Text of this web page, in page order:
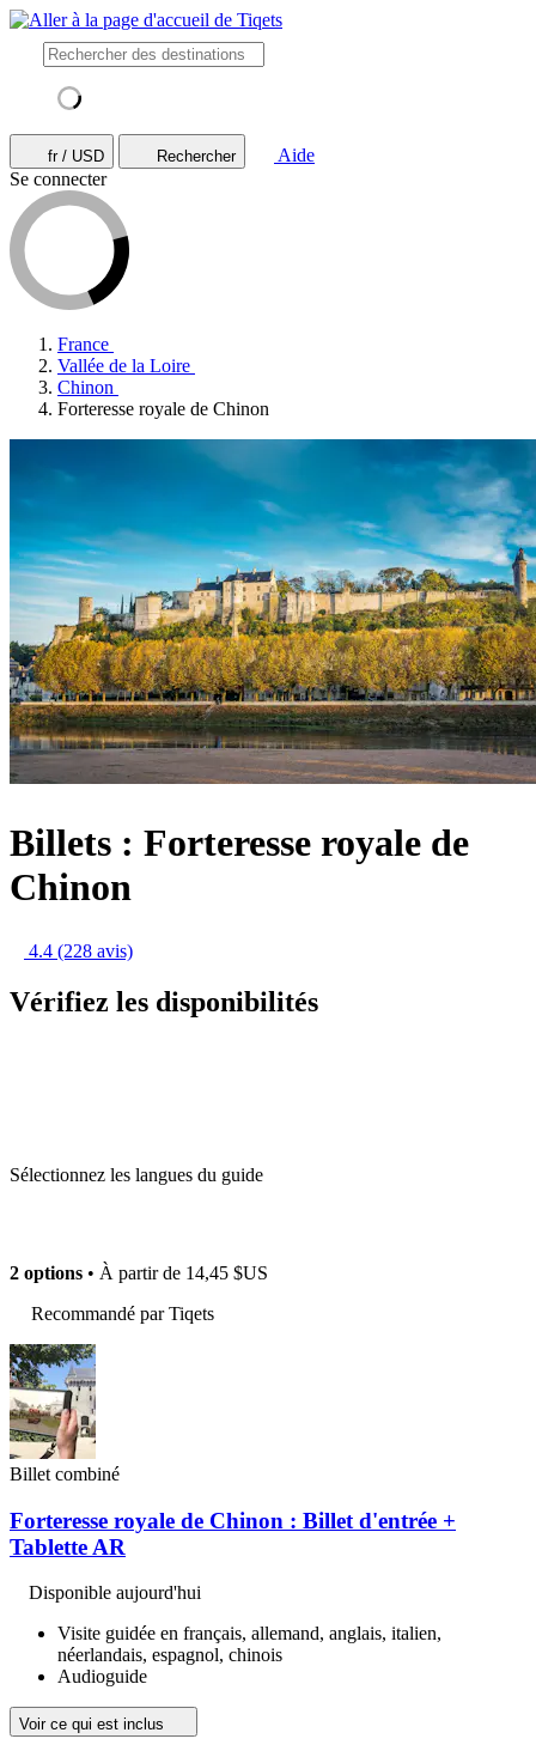
fr / USD Rechercher
Aide
Se connecter
France
Vallée de la Loire
Chinon
Forteresse royale de Chinon
Billets : Forteresse royale de
Chinon
4.4 (228 avis)
Vérifiez les disponibilités
Sélectionnez les langues du guide
2 options • À partir de 14,45 $US
Recommandé par Tiqets
Billet combiné
Forteresse royale de Chinon : Billet d'entrée +
Tablette AR
Disponible aujourd'hui
Visite guidée en français, allemand, anglais, italien,
néerlandais, espagnol, chinois
Audioguide
Voir ce qui est inclus